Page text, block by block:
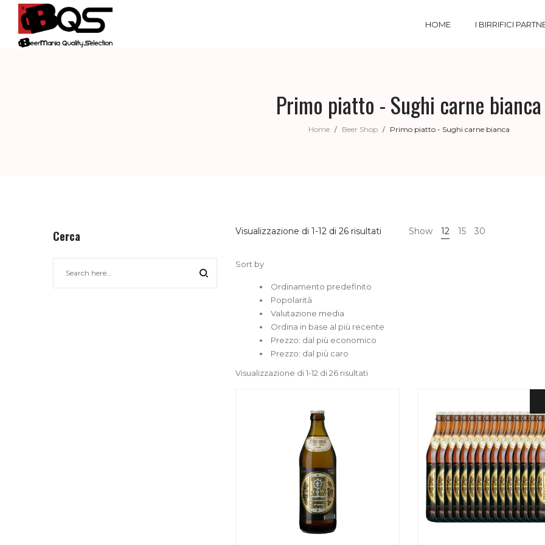
HOME I BIRRIFICI
Primo piatto - Sughi carne bianca
Home / Beer Shop / Primo piatto - Sughi carne bianca
Visualizzazione di 1-12 di 26 risultati Show 12 15 30
Sort by
Ordinamento predefinito
Popolarità
Valutazione media
Ordina in base al più recente
Prezzo: dal più economico
Prezzo: dal più caro
Visualizzazione di 1-12 di 26 risultati
Cerca